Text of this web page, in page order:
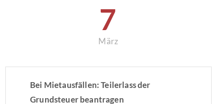
7
März
Bei Mietausfällen: Teilerlass der
Grundsteuer beantragen